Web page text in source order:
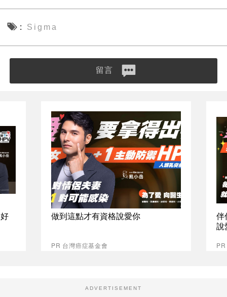
Sigma
留言
做到這點才有資格說愛你
PR 台灣癌症基金會
伴
說
ADVERTISEMENT